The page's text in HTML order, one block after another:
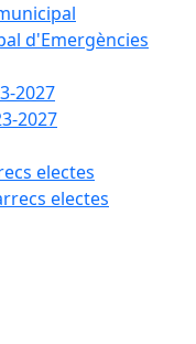
d'Emergències
2027
2027
electes
electes